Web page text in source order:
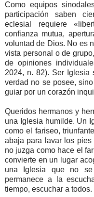
Como equipos
participación saben
eclesial requiere
confianza mutua,
voluntad de Dios. No es
vista personal o de
de opiniones
2024, n. 82). Ser Iglesia
verdad no se posee,
guiar por un corazón
Queridos hermanos y
una Iglesia humilde. Un
como el fariseo,
abaja para lavar los
no juzga como hace el
convierte en un lugar
una Iglesia que no
permanece a la
tiempo, escuchar a todos.